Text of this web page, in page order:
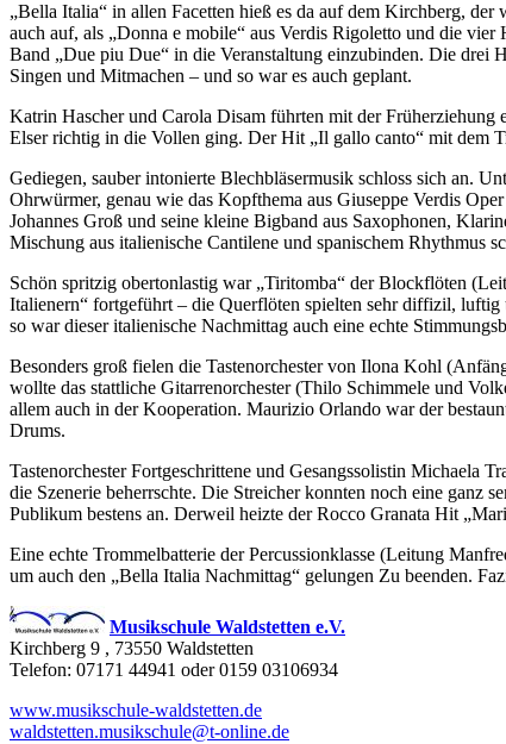
„Bella Italia“ in allen Facetten hieß es da auf dem Kirchberg,
auch auf, als „Donna e mobile“ aus Verdis Rigoletto und die
Band „Due piu Due“ in die Veranstaltung einzubinden. Die drei
Singen und Mitmachen – und so war es auch geplant.
Katrin Hascher und Carola Disam führten mit der Früherziehung
Elser richtig in die Vollen ging. Der Hit „Il gallo canto“ mit dem
Gediegen, sauber intonierte Blechbläsermusik schloss sich an.
Ohrwürmer, genau wie das Kopfthema aus Giuseppe Verdis
Johannes Groß und seine kleine Bigband aus Saxophonen,
Mischung aus italienische Cantilene und spanischem Rhythmus
Schön spritzig obertonlastig war „Tiritomba“ der Blockflöten
Italienern“ fortgeführt – die Querflöten spielten sehr diffizil,
so war dieser italienische Nachmittag auch eine echte
Besonders groß fielen die Tastenorchester von Ilona Kohl
wollte das stattliche Gitarrenorchester (Thilo Schimmele und
allem auch in der Kooperation. Maurizio Orlando war der
Drums.
Tastenorchester Fortgeschrittene und Gesangssolistin Michaela
die Szenerie beherrschte. Die Streicher konnten noch eine ganz
Publikum bestens an. Derweil heizte der Rocco Granata Hit
Eine echte Trommelbatterie der Percussionklasse (Leitung
um auch den „Bella Italia Nachmittag“ gelungen Zu beenden.
Musikschule Waldstetten e.V.
Kirchberg 9 , 73550 Waldstetten
Telefon: 07171 44941 oder 0159 03106934
www.musikschule-waldstetten.de
waldstetten.musikschule@t-online.de